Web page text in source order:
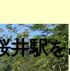
井駅